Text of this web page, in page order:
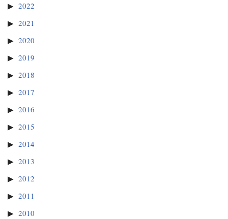
2022
2021
2020
2019
2018
2017
2016
2015
2014
2013
2012
2011
2010